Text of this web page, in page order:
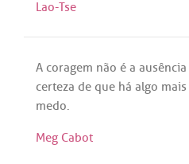
Lao-Tse
A coragem não é a ausência
certeza de que há algo mais
medo.
Meg Cabot